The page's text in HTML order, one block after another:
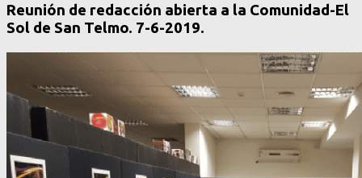
Reunión de redacción abierta a la Comunidad-El
Sol de San Telmo. 7-6-2019.